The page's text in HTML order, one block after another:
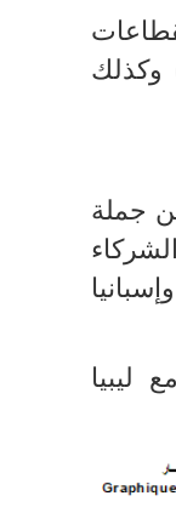
بنسبة (+14,3%) ومواد التجهيز بنسبة (+14,7%) وكذلك
جملة
وإسبانيا
ليبيا